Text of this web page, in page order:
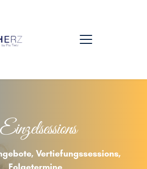
Einzelsessions
Vertiefungssessions,
Folgetermine